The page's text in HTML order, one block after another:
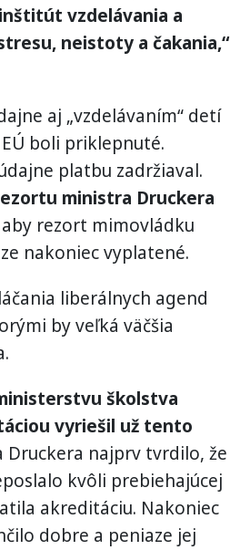
vzdelávania a
neistoty a čakania,“
aj „vzdelávaním“ detí
boli priklepnuté.
platbu zadržiaval.
ministra Druckera
rezort mimovládku
nakoniec vyplatené.
liberálnych agend
by veľká väčšia
školstva
vyriešil už tento
najprv tvrdilo, že
kvôli prebiehajúcej
akreditáciu. Nakoniec
dobre a peniaze jej